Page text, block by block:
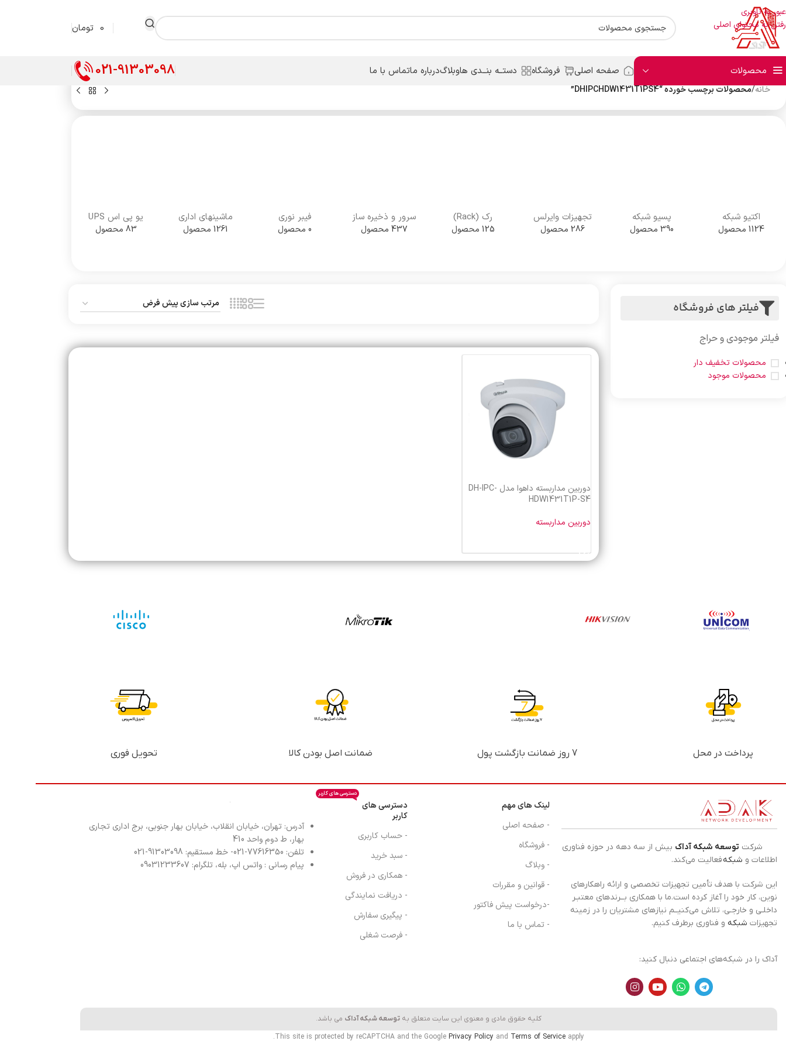
عبور به ناوبری
رفتن به محتوای اصلی
0 تومان
محصولات صفحه اصلی فروشگاه دستــه بنــدی هاوبلاگدرباره ماتماس با ما 021-91303098
خانه/محصولات برچسب خورده “DHIPCHDW1431T1PS4”
اکتیو شبکه
1124 محصول
پسیو شبکه
390 محصول
تجهیزات وایرلس
286 محصول
رک (Rack)
125 محصول
سرور و ذخیره ساز
437 محصول
فیبر نوری
0 محصول
ماشینهای اداری
1261 محصول
یو پی اس UPS
83 محصول
فیلتر های فروشگاه
فیلتر موجودی و حراج
محصولات تخفیف دار
محصولات موجود
دوربین مداربسته داهوا مدل DH-IPC-
HDW1431T1P-S4
دوربین مداربسته
پرداخت در محل 7 روز ضمانت بازگشت پول ضمانت اصل بودن کالا تحویل فوری
شرکت توسعه شبکه آداک بیش از سه دهه در حوزه فناوری
اطلاعات و شبکهفعالیت می‌کند.
این شرکت با هدف تأمین تجهیزات تخصصی و ارائه راهکارهای
نوین، کار خود را آغاز کرده است.ما با همکاری بــرندهای معتبـر
داخلـی و خارجـی، تلاش می‌کنیــم نیازهای مشتریان را در زمینه
تجهیزات شبکه و فناوری برطرف کنیم.
آداک را در شبکه‌های اجتماعی دنبال کنید:
لینک های مهم
- صفحه اصلی
- فروشگاه
- وبلاگ
- قوانین و مقررات
-درخواست پیش فاکتور
- تماس با ما
دسترسی های
کاربر
دسترسی های کاربر
- حساب کاربری
- سبد خرید
- همکاری در فروش
- دریافت نمایندگی
- پیگیری سفارش
- فرصت شغلی
آدرس: تهران، خیابان انقلاب، خیابان بهار جنوبی، برج اداری تجاری
بهار، ط دوم واحد 410
تلفن: 77616350-021- خط مستقیم: 91303098-021
پیام رسانی : واتس اپ، بله، تلگرام: 09031233607
کلیه حقوق مادی و معنوی این سایت متعلق به توسعه شبکه آداک می باشد.
This site is protected by reCAPTCHA and the Google Privacy Policy and Terms of Service apply.